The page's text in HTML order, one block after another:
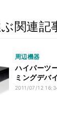
関連記
周辺機器
ハイパーツ
ミングデバ
2011/07/12